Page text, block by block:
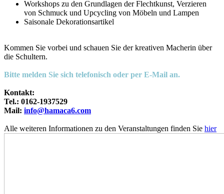
Workshops zu den Grundlagen der Flechtkunst, Verzieren
von Schmuck und Upcycling von Möbeln und Lampen
Saisonale Dekorationsartikel
Kommen Sie vorbei und schauen Sie der kreativen Macherin über
die Schultern.
Bitte melden Sie sich telefonisch oder per E-Mail an.
Kontakt:
Tel.: 0162-1937529
Mail: info@hamaca6.com
Alle weiteren Informationen zu den Veranstaltungen finden Sie hier